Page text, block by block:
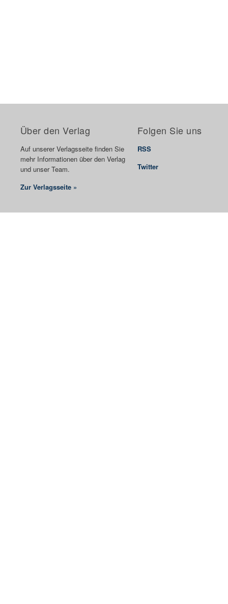
Über den Verlag
Auf unserer Verlagsseite finden Sie
mehr Informationen über den Verlag
und unser Team.
Zur Verlagsseite »
Folgen Sie uns
RSS
Twitter